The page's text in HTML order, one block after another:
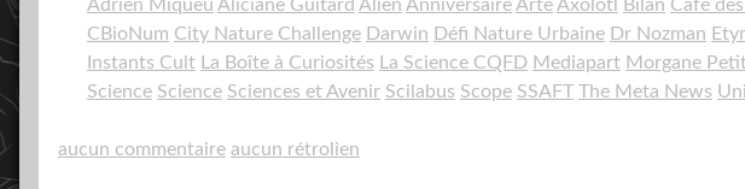
Adrien Miqueu Aliciane Guitard Alien AnniversaireArteAxolotl Bilan Café
CBioNum City Nature Challenge Darwin Défi Nature Urbaine Dr Nozman
Instants Cult La Boîte à Curiosités La Science CQFD Mediapart Morgane
Science Science Sciences et Avenir Scilabus Scope SSAFT The Meta News
aucun commentaire aucun rétrolien